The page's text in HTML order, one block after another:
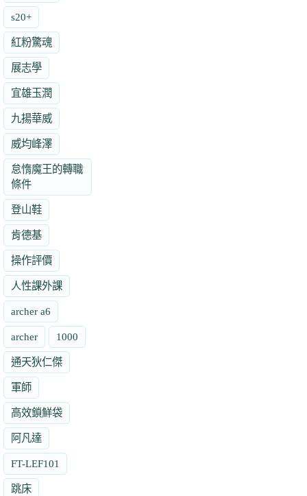
s20+
紅粉驚魂
展志學
宜雄玉潤
九揚華威
威均峰澤
怠惰魔王的轉職
條件
登山鞋
肯德基
操作評價
人性課外課
archer a6
archer 1000
通天狄仁傑
軍師
高效鎖鮮袋
阿凡達
FT-LEF101
跳床